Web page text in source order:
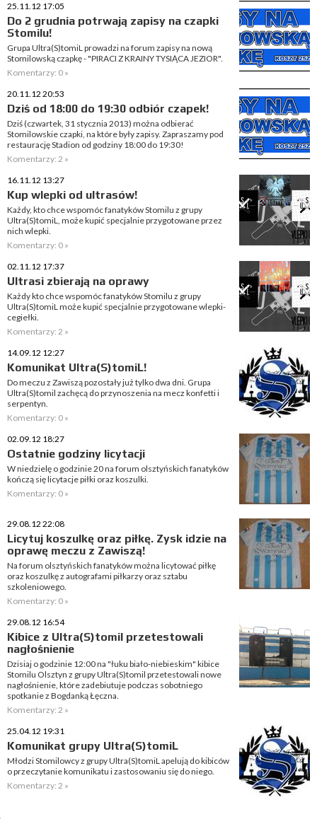
25.11.12 17:05
Do 2 grudnia potrwają zapisy na czapki
Stomilu!
Grupa Ultra(S)tomiL prowadzi na forum zapisy na nową
Stomilowską czapkę - "PIRACI Z KRAINY TYSIĄCA JEZIOR".
Komentarzy: 0 »
20.11.12 20:53
Dziś od 18:00 do 19:30 odbiór czapek!
Dziś (czwartek, 31 stycznia 2013) można odbierać
Stomilowskie czapki, na które były zapisy. Zapraszamy pod
restaurację Stadion od godziny 18:00 do 19:30!
Komentarzy: 2 »
16.11.12 13:27
Kup wlepki od ultrasów!
Każdy, kto chce wspomóc fanatyków Stomilu z grupy
Ultra(S)tomiL, może kupić specjalnie przygotowane przez
nich wlepki.
Komentarzy: 0 »
02.11.12 17:37
Ultrasi zbierają na oprawy
Każdy kto chce wspomóc fanatyków Stomilu z grupy
Ultra(S)tomiL może kupić specjalnie przygotowane wlepki-
cegiełki.
Komentarzy: 2 »
14.09.12 12:27
Komunikat Ultra(S)tomiL!
Do meczu z Zawiszą pozostały już tylko dwa dni. Grupa
Ultra(S)tomil zachęcą do przynoszenia na mecz konfetti i
serpentyn.
Komentarzy: 0 »
02.09.12 18:27
Ostatnie godziny licytacji
W niedzielę o godzinie 20 na forum olsztyńskich fanatyków
kończą się licytacje piłki oraz koszulki.
Komentarzy: 0 »
29.08.12 22:08
Licytuj koszulkę oraz piłkę. Zysk idzie na
oprawę meczu z Zawiszą!
Na forum olsztyńskich fanatyków można licytować piłkę
oraz koszulkę z autografami piłkarzy oraz sztabu
szkoleniowego.
Komentarzy: 0 »
29.08.12 16:54
Kibice z Ultra(S)tomil przetestowali
nagłośnienie
Dzisiaj o godzinie 12:00 na "łuku biało-niebieskim" kibice
Stomilu Olsztyn z grupy Ultra(S)tomil przetestowali nowe
nagłośnienie, które zadebiutuje podczas sobotniego
spotkanie z Bogdanką Łęczna.
Komentarzy: 2 »
25.04.12 19:31
Komunikat grupy Ultra(S)tomiL
Młodzi Stomilowcy z grupy Ultra(S)tomiL apelują do kibiców
o przeczytanie komunikatu i zastosowaniu się do niego.
Komentarzy: 2 »